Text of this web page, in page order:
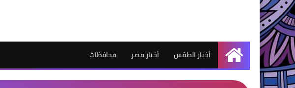
الرئيسية
أخبار الطقس أخبار مصر محافظات